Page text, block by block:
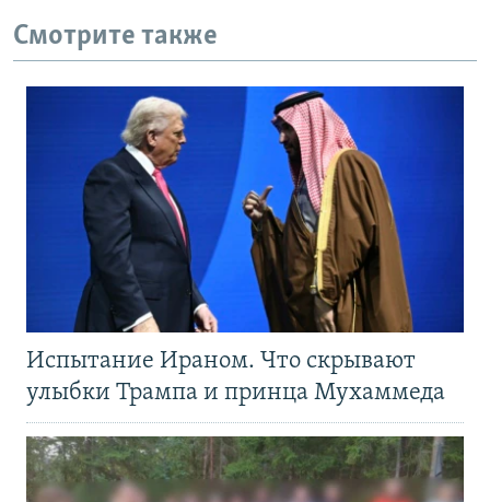
Смотрите также
Испытание Ираном. Что скрывают
улыбки Трампа и принца Мухаммеда